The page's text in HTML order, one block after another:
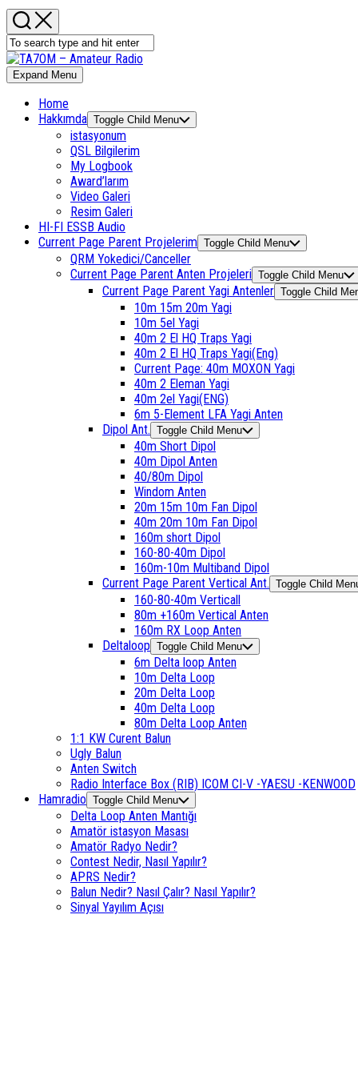
Expand Menu
Home
Hakkımda Toggle Child Menu
istasyonum
QSL Bilgilerim
My Logbook
Award’larım
Video Galeri
Resim Galeri
HI-FI ESSB Audio
Current Page Parent Projelerim Toggle Child Menu
QRM Yokedici/Canceller
Current Page Parent Anten Projeleri Toggle Child Menu
Current Page Parent Yagi Antenler Toggle Child
10m 15m 20m Yagi
10m 5el Yagi
40m 2 El HQ Traps Yagi
40m 2 El HQ Traps Yagi(Eng)
Current Page: 40m MOXON Yagi
40m 2 Eleman Yagi
40m 2el Yagi(ENG)
6m 5-Element LFA Yagi Anten
Dipol Ant. Toggle Child Menu
40m Short Dipol
40m Dipol Anten
40/80m Dipol
Windom Anten
20m 15m 10m Fan Dipol
40m 20m 10m Fan Dipol
160m short Dipol
160-80-40m Dipol
160m-10m Multiband Dipol
Current Page Parent Vertical Ant. Toggle Child
160-80-40m Verticall
80m +160m Vertical Anten
160m RX Loop Anten
Deltaloop Toggle Child Menu
6m Delta loop Anten
10m Delta Loop
20m Delta Loop
40m Delta Loop
80m Delta Loop Anten
1:1 KW Curent Balun
Ugly Balun
Anten Switch
Radio Interface Box (RIB) ICOM CI-V -YAESU -KENWOOD
Hamradio Toggle Child Menu
Delta Loop Anten Mantığı
Amatör istasyon Masası
Amatör Radyo Nedir?
Contest Nedir, Nasıl Yapılır?
APRS Nedir?
Balun Nedir? Nasıl Çalır? Nasıl Yapılır?
Sinyal Yayılım Açısı